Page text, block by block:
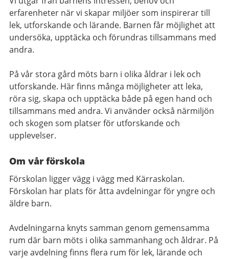
erfarenheter när vi skapar miljöer som inspirerar till
lek, utforskande och lärande. Barnen får möjlighet att
undersöka, upptäcka och förundras tillsammans med
andra.
På vår stora gård möts barn i olika åldrar i lek och
utforskande. Här finns många möjligheter att leka,
röra sig, skapa och upptäcka både på egen hand och
tillsammans med andra. Vi använder också närmiljön
och skogen som platser för utforskande och
upplevelser.
Om vår förskola
Förskolan ligger vägg i vägg med Kärraskolan.
Förskolan har plats för åtta avdelningar för yngre och
äldre barn.
Avdelningarna knyts samman genom gemensamma
rum där barn möts i olika sammanhang och åldrar. På
varje avdelning finns flera rum för lek, lärande och